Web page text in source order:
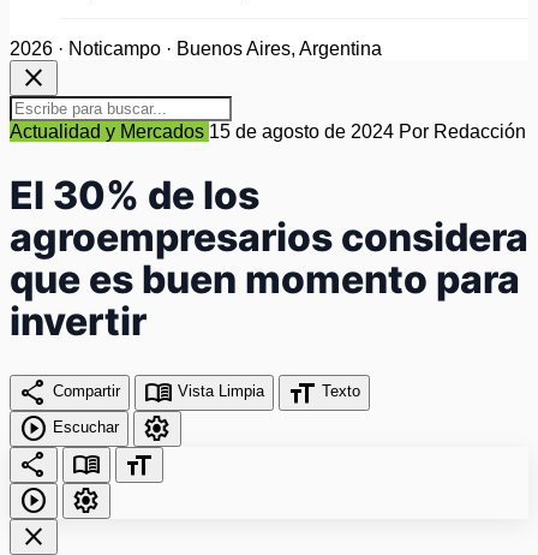
2026 · Noticampo · Buenos Aires, Argentina
close
Actualidad y Mercados 15 de agosto de 2024 Por Redacción
El 30% de los
agroempresarios considera
que es buen momento para
invertir
share Compartir menu_book Vista Limpia format_size Texto
play_circle Escuchar
settings
share
menu_book
format_size
play_circle
settings
close